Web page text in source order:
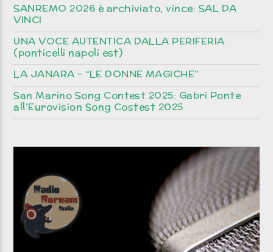
SANREMO 2026 è archiviato, vince: SAL DA
VINCI
UNA VOCE AUTENTICA DALLA PERIFERIA
(ponticelli napoli est)
LA JANARA – “LE DONNE MAGICHE”
San Marino Song Contest 2025: Gabri Ponte
all’Eurovision Song Costest 2025